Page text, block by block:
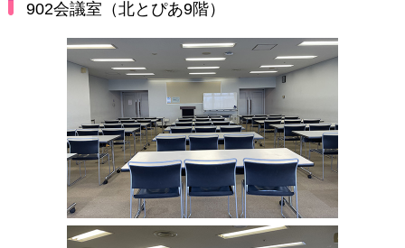
902会議室（北とぴあ9階）